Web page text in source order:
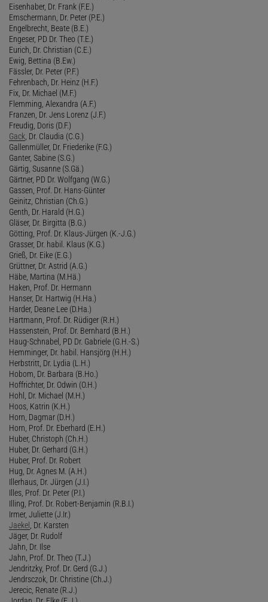
Eisenhaber, Dr. Frank (F.E.)
Emschermann, Dr. Peter (P.E.)
Engelbrecht, Beate (B.E.)
Engeser, PD Dr. Theo (T.E.)
Eurich, Dr. Christian (C.E.)
Ewig, Bettina (B.Ew.)
Fässler, Dr. Peter (P.F.)
Fehrenbach, Dr. Heinz (H.F.)
Fix, Dr. Michael (M.F.)
Flemming, Alexandra (A.F.)
Franzen, Dr. Jens Lorenz (J.F.)
Freudig, Doris (D.F.)
Gack , Dr. Claudia (C.G.)
Gallenmüller, Dr. Friederike (F.G.)
Ganter, Sabine (S.G.)
Gärtig, Susanne (S.Gä.)
Gärtner, PD Dr. Wolfgang (W.G.)
Gassen, Prof. Dr. Hans-Günter
Geinitz, Christian (Ch.G.)
Genth, Dr. Harald (H.G.)
Gläser, Dr. Birgitta (B.G.)
Götting, Prof. Dr. Klaus-Jürgen (K.-J.G.)
Grasser, Dr. habil. Klaus (K.G.)
Grieß, Dr. Eike (E.G.)
Grüttner, Dr. Astrid (A.G.)
Häbe, Martina (M.Hä.)
Haken, Prof. Dr. Hermann
Hanser, Dr. Hartwig (H.Ha.)
Harder, Deane Lee (D.Ha.)
Hartmann, Prof. Dr. Rüdiger (R.H.)
Hassenstein, Prof. Dr. Bernhard (B.H.)
Haug-Schnabel, PD Dr. Gabriele (G.H.-S.)
Hemminger, Dr. habil. Hansjörg (H.H.)
Herbstritt, Dr. Lydia (L.H.)
Hobom, Dr. Barbara (B.Ho.)
Hoffrichter, Dr. Odwin (O.H.)
Hohl, Dr. Michael (M.H.)
Hoos, Katrin (K.H.)
Horn, Dagmar (D.H.)
Horn, Prof. Dr. Eberhard (E.H.)
Huber, Christoph (Ch.H.)
Huber, Dr. Gerhard (G.H.)
Huber, Prof. Dr. Robert
Hug, Dr. Agnes M. (A.H.)
Illerhaus, Dr. Jürgen (J.I.)
Illes, Prof. Dr. Peter (P.I.)
Illing, Prof. Dr. Robert-Benjamin (R.B.I.)
Irmer, Juliette (J.Ir.)
Jaekel , Dr. Karsten
Jäger, Dr. Rudolf
Jahn, Dr. Ilse
Jahn, Prof. Dr. Theo (T.J.)
Jendritzky, Prof. Dr. Gerd (G.J.)
Jendrsczok, Dr. Christine (Ch.J.)
Jerecic, Renate (R.J.)